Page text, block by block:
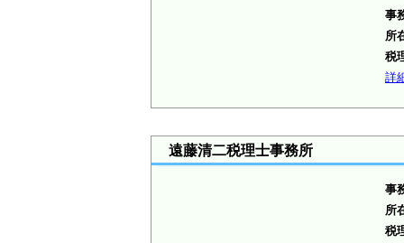
事
所
税
詳
遠藤清二税理士事務所
事
所
税